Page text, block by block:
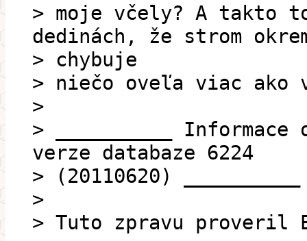
> moje včely? A takto
dedinách, že strom
> chybuje
> niečo oveľa viac ako
>
> __________
verze databaze 6224
> (20110620) __________
>
> Tuto zpravu proveril